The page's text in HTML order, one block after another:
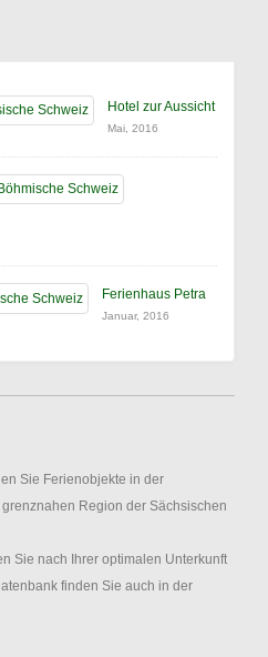
Hotel zur Aussicht
Mai, 2016
Ferienhaus Petra
Januar, 2016
Sie Ferienobjekte in der
Region der Sächsischen
Sie nach Ihrer optimalen Unterkunft
finden Sie auch in der